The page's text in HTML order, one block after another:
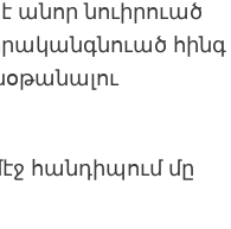
անոր նուիրուած
հինգ
հանդիպում մը